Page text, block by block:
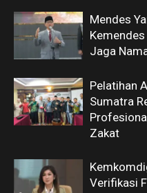
Mendes
Jaga
Pelatihan
Sumatra
Zakat
Verifikasi